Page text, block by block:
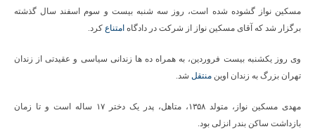
مسکین نواز گشوده شده است، روز سه شنبه بیست و سوم اسفند سال گذشته
برگزار شد که آقای مسکین نواز از شرکت در دادگاه امتناع کرد.
وی روز یکشنبه بیست فروردین، به همراه ده ها زندانی سیاسی و عقیدتی از زندان
تهران بزرگ به زندان اوین منتقل شد.
مهدی مسکین نواز، متولد ۱۳۵۸، متاهل، پدر یک دختر ۱۷ ساله است و تا زمان
بازداشت ساکن بندر انزلی بود.